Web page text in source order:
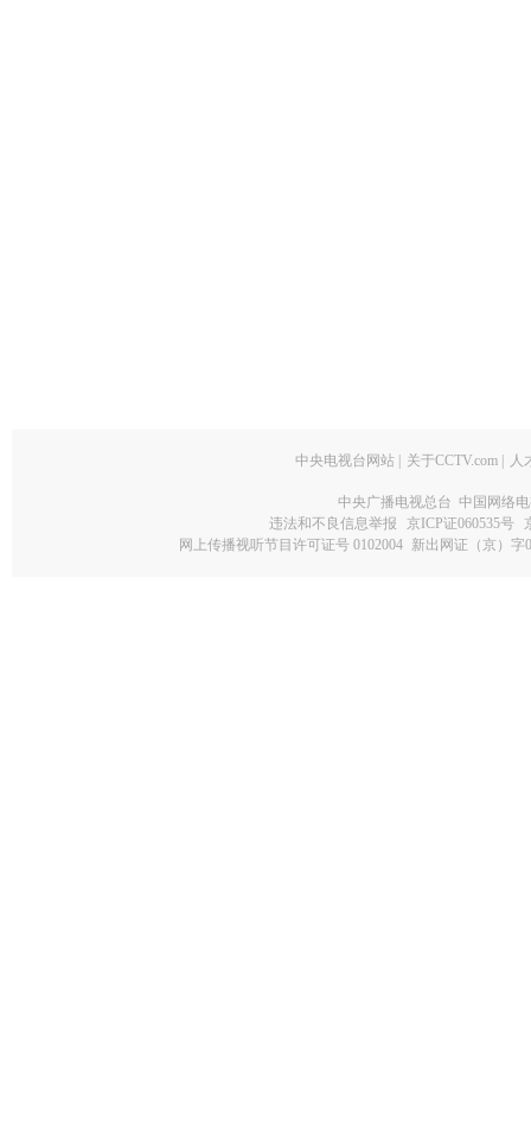
中央电视台网站 关于CCTV.com 人
中央广播电视总台 中国网络
违法和不良信息举报
京ICP证060535号
网上传播视听节目许可证号 0102004 新出网证（京）